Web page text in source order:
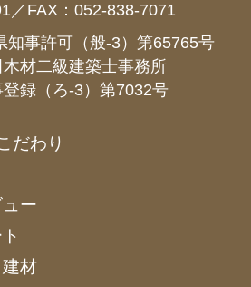
／FAX：052-838-7071
知事許可（般-3）第65765号
材二級建築士事務所
録（ろ-3）第7032号
だわり
ー
材